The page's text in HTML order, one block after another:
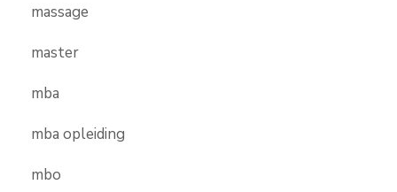
massage
master
mba
mba opleiding
mbo